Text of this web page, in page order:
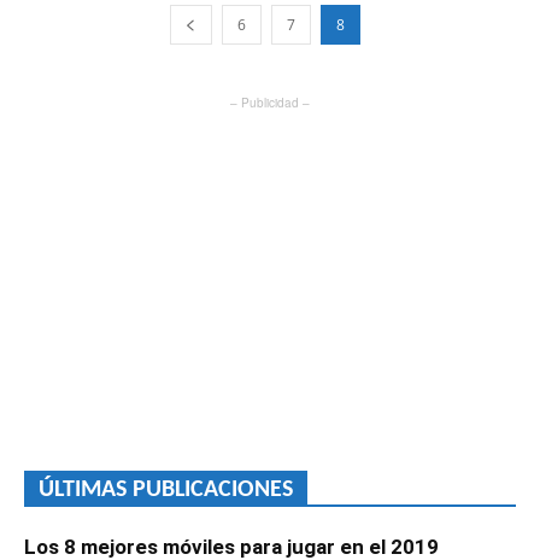
6 7 8
– Publicidad –
ÚLTIMAS PUBLICACIONES
Los 8 mejores móviles para jugar en el 2019